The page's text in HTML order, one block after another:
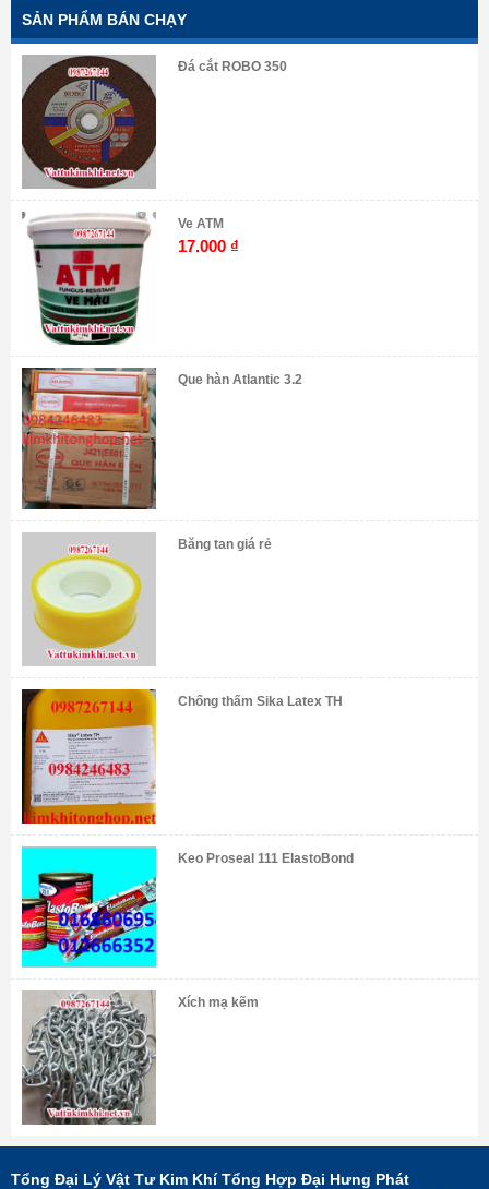
SẢN PHẨM BÁN CHẠY
Đá cắt ROBO 350
Ve ATM
17.000 ₫
Que hàn Atlantic 3.2
Băng tan giá rẻ
Chống thấm Sika Latex TH
Keo Proseal 111 ElastoBond
Xích mạ kẽm
Tổng Đại Lý Vật Tư Kim Khí Tổng Hợp Đại Hưng Phát